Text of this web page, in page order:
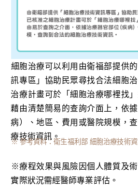
細胞治療可以利用由衛福部提供
訊專區」協助民眾尋找合法細胞
治療計畫可於「細胞治療哪裡找
藉由清楚簡易的查詢介面上，依
病）、地區、費用或醫院規模，
療技術資訊。
※ 參考資料：衛生福利部 細胞治療技術
※療程效果與風險因個人體質及術
實際狀況需經醫師專業評估。